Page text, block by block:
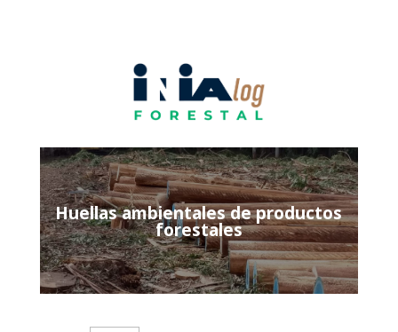
Huellas ambientales de productos
forestales